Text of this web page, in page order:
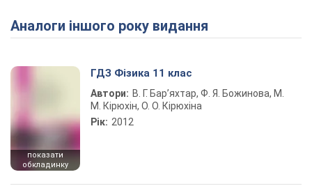
Play Video
Аналоги іншого року видання
показати
обкладинку
ГДЗ Фізика 11 клас
Автори: В. Г. Бар’яхтар, Ф. Я. Божинова, М.
М. Кірюхін, О. О. Кірюхіна
Рік: 2012